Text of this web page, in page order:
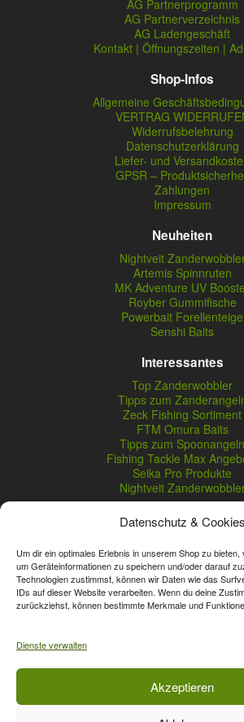
Datenschutz & Cookies
Um dir ein optimales Erlebnis in unserem Shop zu
um Geräteinformationen zu speichern und/oder darauf
Technologien zustimmst, können wir Daten wie das
IDs auf dieser Website verarbeiten. Wenn du deine
zurückziehst, können bestimmte Merkmale und
Dienste verwalten
Akzeptieren
AG Partnerprogramm
AG Partnerverzeichnis
AG Ladengeschäft
Kontakt | Öffnungszeiten |
Shop-Infos
Allgemeine
VERTRAG
Widerrufsbelehrung
Datenschutzerklärung
Liefer- und
GPSR –
Zahlungen
Impressum
Neuheiten
Nightveit
Artemis Spinnruten
MK Adventure UV
Royber Gummifische
Powerbait Forellenteige
Senshi Baits
Interessantes
Top Zanderwobbler
Tipps zum
Zeck Fishing Sortiment
FTM Omura Baits
Tipps zum Spoonangeln
Fishing Tackle Max
Seika Pro Produkte
Nightveit
* Streichpreise sind reguläre Ladenpreise von
Unsere Onlinepreise können günstiger sein.
Affiliate, Partner Rabatt-Codes und Aktionscodes
Sortiment, davon ausgeschlossen sind
Fishing, Daiwa, Shimano, Major Craft und A-Tec
Codes gelten für das gesamte Sortiment.